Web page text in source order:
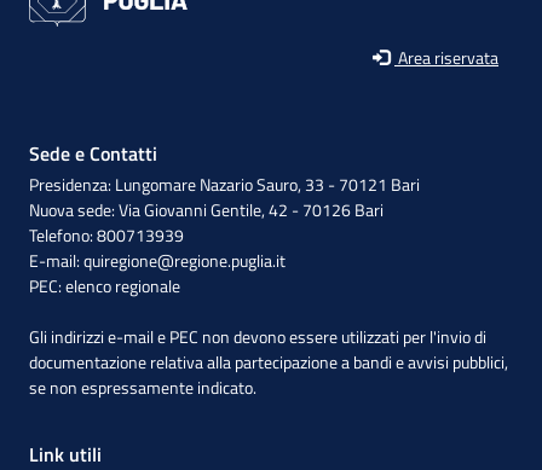
Area riservata
Sede e Contatti
Presidenza: Lungomare Nazario Sauro, 33 - 70121 Bari
Nuova sede: Via Giovanni Gentile, 42 - 70126 Bari
Telefono: 800713939
E-mail:quiregione@regione.puglia.it
PEC:elenco regionale
Gli indirizzi e-mail e PEC non devono essere utilizzati per l'invio di
documentazione relativa alla partecipazione a bandi e avvisi pubblici,
se non espressamente indicato.
Link utili